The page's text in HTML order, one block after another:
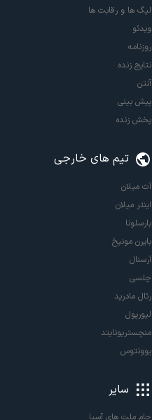
لیگ ها و رقابت ها
ویدئو
روزنامه
نتایج زنده
آنتن
پیش بینی
پخش زنده
تیم های خارجی
آث میلان
اینتر میلان
بارسلونا
بایرن مونیخ
آرسنال
چلسی
رئال مادرید
لیورپول
منچستریونایتد
یوونتوس
سایر
جام ملت های آسیا